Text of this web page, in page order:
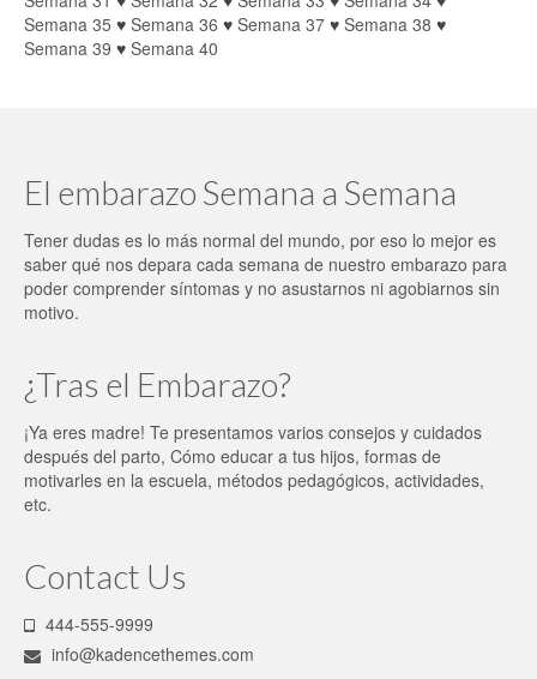
Semana 35 ♥ Semana 36 ♥ Semana 37 ♥ Semana 38 ♥
Semana 39 ♥ Semana 40
El embarazo Semana a Semana
Tener dudas es lo más normal del mundo, por eso lo mejor es
saber qué nos depara cada semana de nuestro embarazo para
poder comprender síntomas y no asustarnos ni agobiarnos sin
motivo.
¿Tras el Embarazo?
¡Ya eres madre! Te presentamos varios consejos y cuidados
después del parto, Cómo educar a tus hijos, formas de
motivarles en la escuela, métodos pedagógicos, actividades,
etc.
Contact Us
444-555-9999
info@kadencethemes.com